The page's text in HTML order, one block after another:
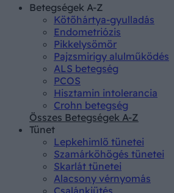
Betegségek A-Z
Kötőhártya-gyulladás
Endometriózis
Pikkelysömör
Pajzsmirigy alulműködés
ALS betegség
PCOS
Hisztamin intolerancia
Crohn betegség
Összes Betegségek A-Z
Tünet
Lepkehimlő tünetei
Szamárköhögés tünetei
Skarlát tünetei
Alacsony vérnyomás
Csalánkiütés